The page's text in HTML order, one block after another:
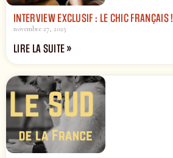
INTERVIEW EXCLUSIF : LE CHIC FRANÇAIS !
novembre 27, 2025
LIRE LA SUITE »